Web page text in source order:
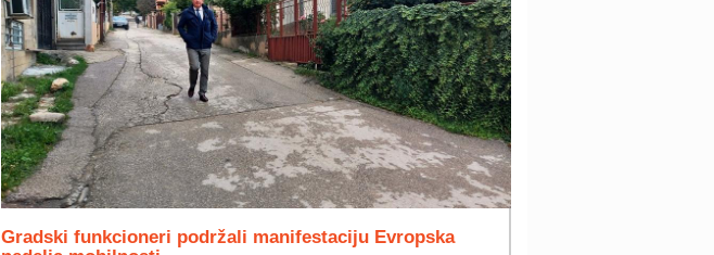
Gradski funkcioneri podržali manifestaciju Evropska